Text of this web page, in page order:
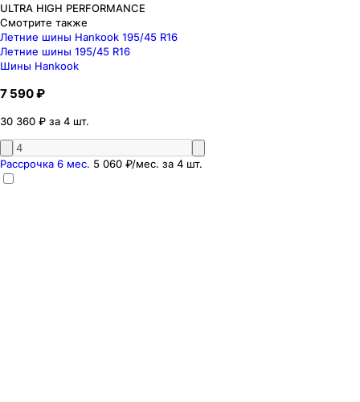
ULTRA HIGH PERFORMANCE
Смотрите также
Летние шины Hankook 195/45 R16
Летние шины 195/45 R16
Шины Hankook
7 590 ₽
30 360 ₽ за 4 шт.
Рассрочка 6 мес. 5 060 ₽/мес. за 4 шт.